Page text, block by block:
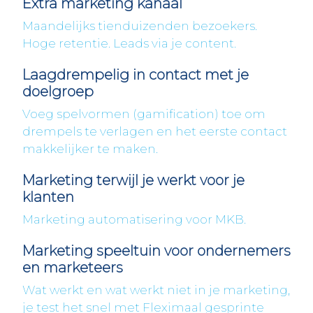
Extra marketing kanaal
Maandelijks tienduizenden bezoekers.
Hoge retentie. Leads via je content.
Laagdrempelig in contact met je
doelgroep
Voeg spelvormen (gamification) toe om
drempels te verlagen en het eerste contact
makkelijker te maken.
Marketing terwijl je werkt voor je
klanten
Marketing automatisering voor MKB.
Marketing speeltuin voor ondernemers
en marketeers
Wat werkt en wat werkt niet in je marketing,
je test het snel met Fleximaal gesprinte